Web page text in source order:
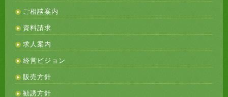
ご相談案内
資料請求
求人案内
経営ビジョン
販売方針
勧誘方針